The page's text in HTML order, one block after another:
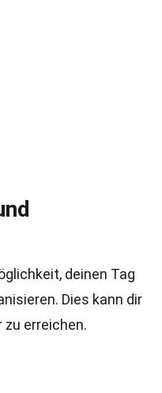
deinen Tag
Dies kann dir
zu erreichen.